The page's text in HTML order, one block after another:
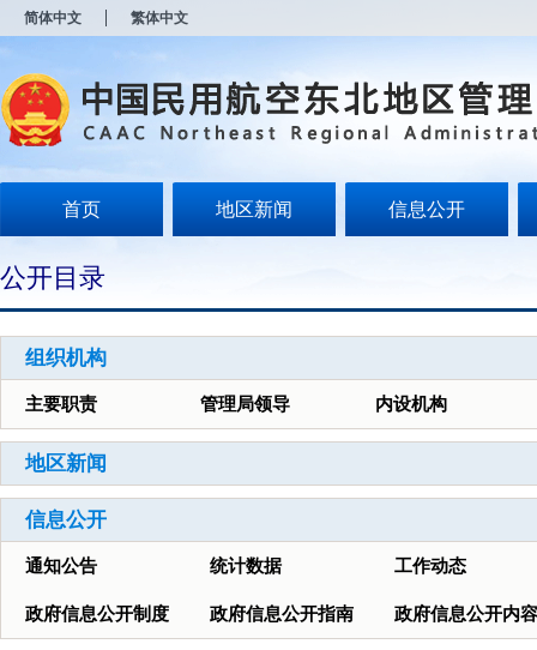
简体中文 繁体中文
首页 地区新闻 信息公开
公开目录
组织机构
主要职责 管理局领导 内设机构
地区新闻
信息公开
通知公告 统计数据 工作动态
政府信息公开制度 政府信息公开指南 政府信息公开内容
开
无
障
说
按
Alt
加
导
模
式